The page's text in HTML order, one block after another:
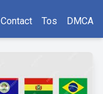
Contact Tos DMCA